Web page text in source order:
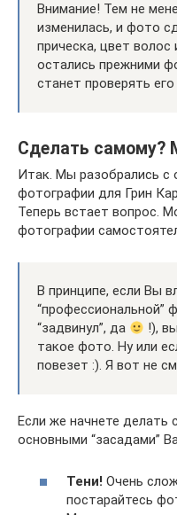
Внимание! Тем не
изменилась, и фото
прическа, цвет
остались прежними
станет проверять
Сделать самому?
Итак. Мы разобрались с
фотографии для Грин
Теперь встает вопрос.
фотографии
В принципе, если Вы
“профессиональной”
“задвинул”, да
!),
такое фото. Ну или
повезет :). Я вот не
Если же начнете делать
основными “засадами”
Тени! Очень
постарайтесь